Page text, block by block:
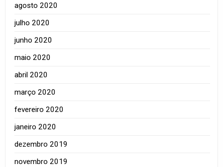
agosto 2020
julho 2020
junho 2020
maio 2020
abril 2020
março 2020
fevereiro 2020
janeiro 2020
dezembro 2019
novembro 2019